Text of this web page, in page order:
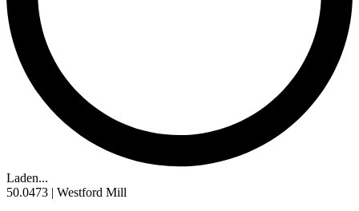
Laden...
50.0473 | Westford Mill